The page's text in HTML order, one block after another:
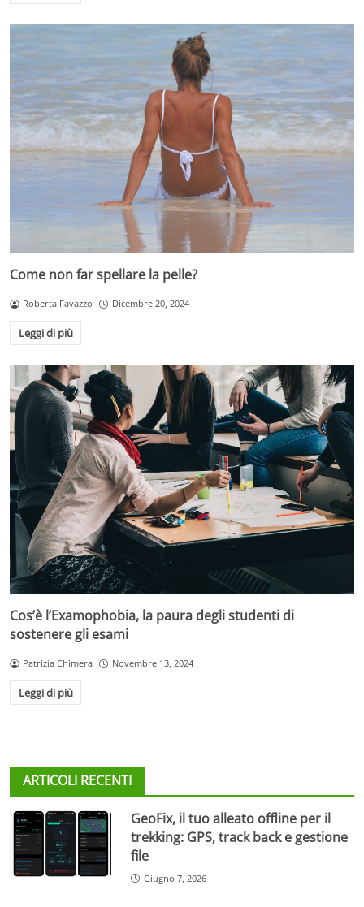
Come non far spellare la pelle?
Roberta Favazzo Dicembre 20, 2024
Leggi di più
Cos’è l’Examophobia, la paura degli studenti di
sostenere gli esami
Patrizia Chimera Novembre 13, 2024
Leggi di più
ARTICOLI RECENTI
GeoFix, il tuo alleato offline per il
trekking: GPS, track back e gestione
file
Giugno 7, 2026